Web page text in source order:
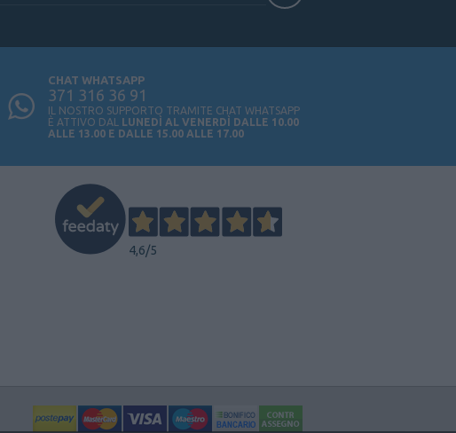
CHAT WHATSAPP
371 316 36 91
IL NOSTRO SUPPORTO TRAMITE CHAT WHATSAPP
È ATTIVO DAL
LUNEDÌ AL VENERDÌ DALLE 10.00
ALLE 13.00 E DALLE 15.00 ALLE 17.00
4,6/5